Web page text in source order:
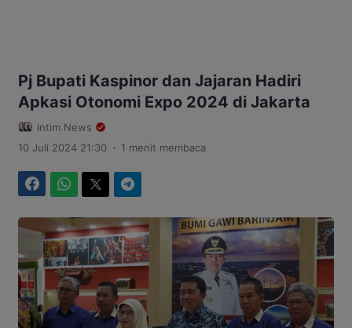
Pj Bupati Kaspinor dan Jajaran Hadiri
Apkasi Otonomi Expo 2024 di Jakarta
Intim News
10 Juli 2024 21:30 . 1 menit membaca